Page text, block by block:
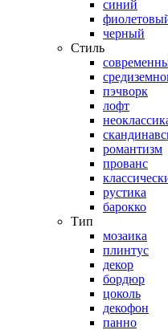
синий
черный
Стиль
пэчворк
лофт
романтизм
прованс
рустика
барокко
Тип
мозаика
плинтус
декор
бордюр
цоколь
декофон
панно